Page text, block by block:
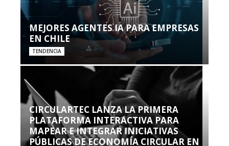
MEJORES AGENTES IA PARA EMPRESAS
EN CHILE
TENDENCIA
CIRCULARTEC LANZA LA PRIMERA
PLATAFORMA INTERACTIVA PARA
MAPEAR E INTEGRAR INICIATIVAS
PÚBLICAS DE ECONOMÍA CIRCULAR EN